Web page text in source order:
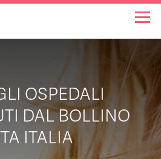
OSPEDALI
DAL BOLLINO
ITALIA